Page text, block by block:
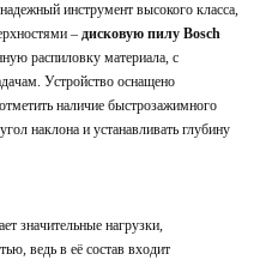
инструмент высокого класса,
– дисковую пилу Bosch
распиловку материала, с
Устройство оснащено
наличие быстрозажимного
наклона и устанавливать глубину
значительные нагрузки,
ведь в её состав входит